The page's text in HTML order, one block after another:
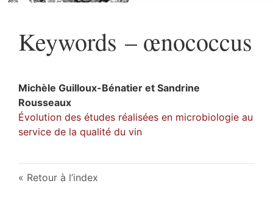
Keywords – œnococcus
Michèle Guilloux-Bénatier et Sandrine
Rousseaux
Évolution des études réalisées en microbiologie au
service de la qualité du vin
Retour à l’index